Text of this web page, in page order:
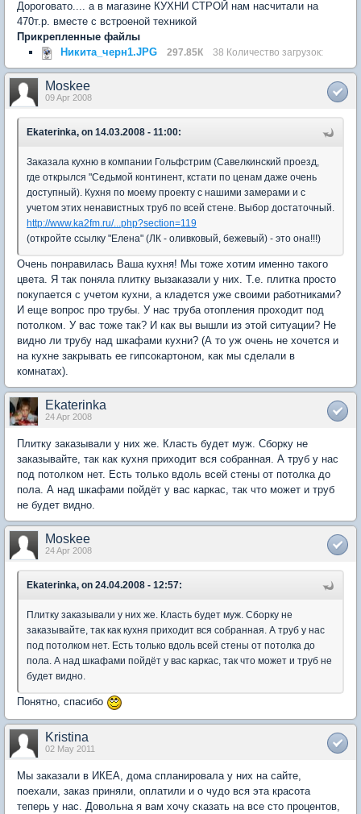
Дороговато.... а в магазине КУХНИ СТРОЙ нам насчитали на
470т.р. вместе с встроеной техникой
Прикрепленные файлы
Никита_черн1.JPG
297.85К 38 Количество загрузок:
Moskee
09 Apr 2008
Ekaterinka, on 14.03.2008 - 11:00:
Заказала кухню в компании Гольфстрим (Савелкинский проезд,
где открылся "Седьмой континент, кстати по ценам даже очень
доступный). Кухня по моему проекту с нашими замерами и с
учетом этих ненавистных труб по всей стене. Выбор достаточный.
http://www.ka2fm.ru/...php?section=119
(откройте ссылку "Елена" (ЛК - оливковый, бежевый) - это она!!!)
Очень понравилась Ваша кухня! Мы тоже хотим именно такого
цвета. Я так поняла плитку вызаказали у них. Т.е. плитка просто
покупается с учетом кухни, а кладется уже своими работниками?
И еще вопрос про трубы. У нас труба отопления проходит под
потолком. У вас тоже так? И как вы вышли из этой ситуации? Не
видно ли трубу над шкафами кухни? (А то уж очень не хочется и
на кухне закрывать ее гипсокартоном, как мы сделали в
комнатах).
Ekaterinka
24 Apr 2008
Плитку заказывали у них же. Класть будет муж. Сборку не
заказывайте, так как кухня приходит вся собранная. А труб у нас
под потолком нет. Есть только вдоль всей стены от потолка до
пола. А над шкафами пойдёт у вас каркас, так что может и труб
не будет видно.
Moskee
24 Apr 2008
Ekaterinka, on 24.04.2008 - 12:57:
Плитку заказывали у них же. Класть будет муж. Сборку не
заказывайте, так как кухня приходит вся собранная. А труб у нас
под потолком нет. Есть только вдоль всей стены от потолка до
пола. А над шкафами пойдёт у вас каркас, так что может и труб не
будет видно.
Понятно, спасибо
Kristina
02 May 2011
Мы заказали в ИКЕА, дома спланировала у них на сайте,
поехали, заказ приняли, оплатили и о чудо вся эта красота
теперь у нас. Довольна я вам хочу сказать на все сто процентов,